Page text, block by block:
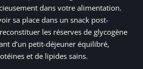
dans votre alimentation.
sa place dans un snack post-
les réserves de glycogène
d’un petit-déjeuner équilibré,
et de lipides sains.